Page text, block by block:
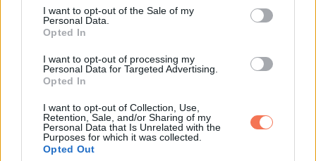
consent section.
I want to opt-out of the Sale of my
Personal Data.
Opted In
I want to opt-out of processing my
Personal Data for Targeted Advertising.
Opted In
I want to opt-out of Collection, Use,
Retention, Sale, and/or Sharing of my
Personal Data that Is Unrelated with the
Purposes for which it was collected.
Opted Out
és megosszák tudásukat másokkal, miközben őrzik
személyes kapcsolataikat.
Bölcs (január 8-21., február 1-11., november 19-26.)
Előző életedben: A Bölcs személyiségek mindig is
tiszteletet és szeretetet élveztek bölcsességük és
tudásuk által. Csendes hozzáállásukkal és